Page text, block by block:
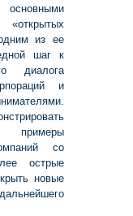
из ее
шаг к
диалога
и
со
острые
новые